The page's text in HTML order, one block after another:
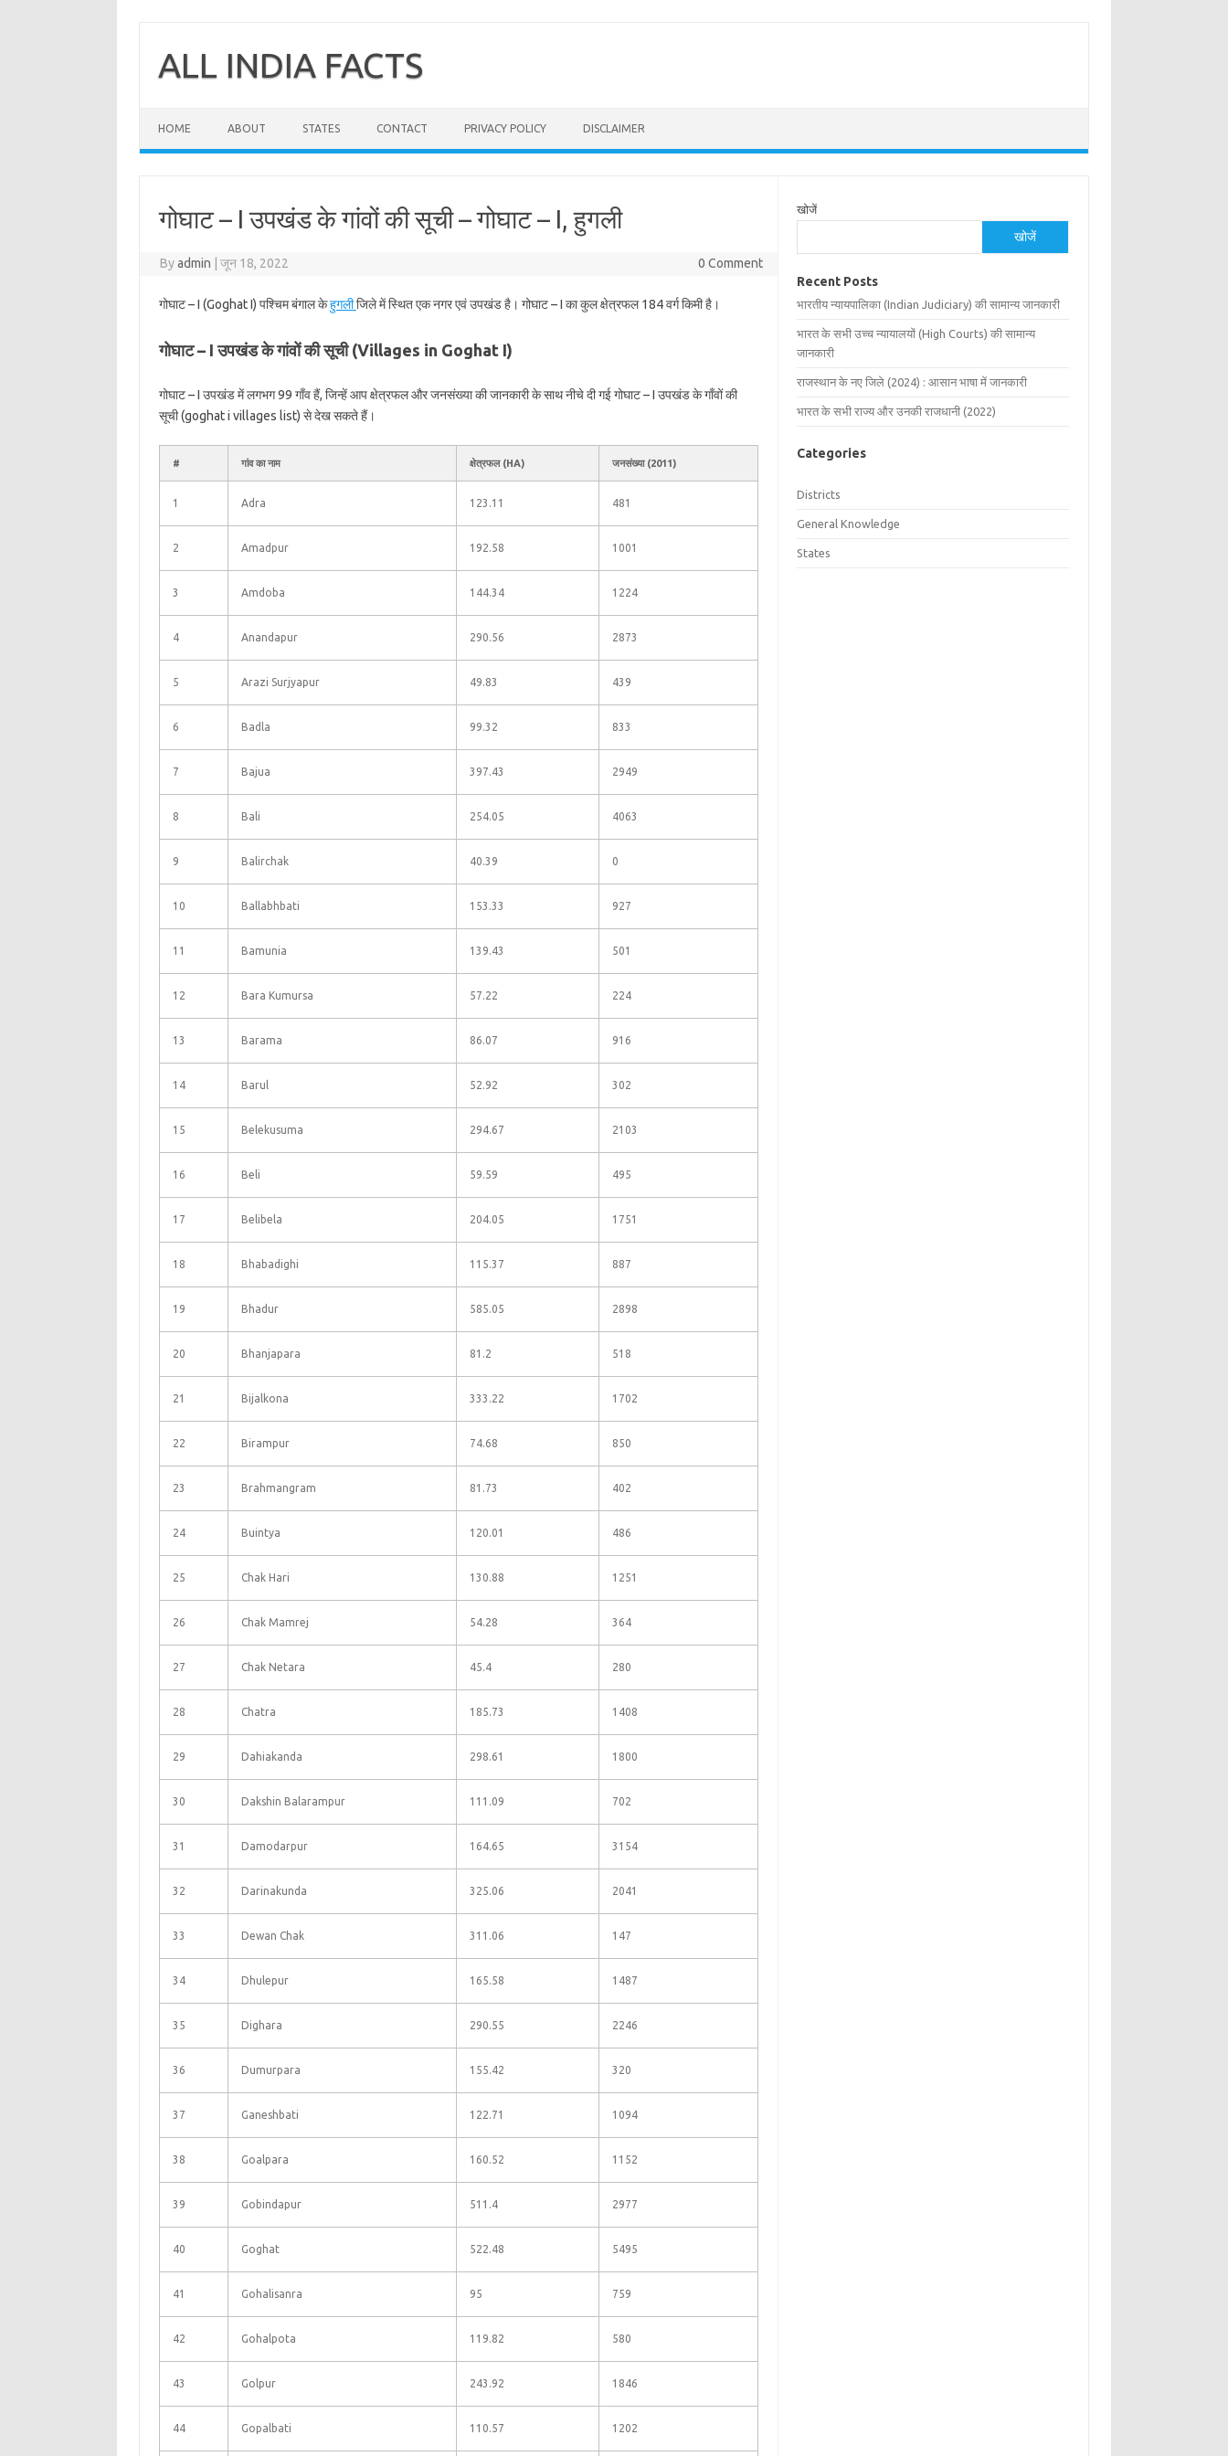
contentALL INDIA FACTS
HOME ABOUT STATES CONTACT PRIVACY POLICY DISCLAIMER
गोघाट – I उपखंड के गांवों की सूची – गोघाट – I, हुगली
Byadmin जून 18, 2022 0 Comment
गोघाट – I (Goghat I) पश्चिम बंगाल केहुगलीजिले में स्थित एक नगर एवं उपखंड है। गोघाट – I का कुल क्षेत्रफल 184 वर्ग किमी है।
गोघाट – I उपखंड के गांवों की सूची (Villages in Goghat I)
गोघाट – I उपखंड में लगभग 99 गाँव हैं, जिन्हें आप क्षेत्रफल और जनसंख्या की जानकारी के साथ नीचे दी गई गोघाट – I उपखंड के गाँवों की
सूची (goghat i villages list) से देख सकते हैं।
# गांव का नाम क्षेत्रफल (HA) जनसंख्या (2011)
1 Adra 123.11 481
2 Amadpur 192.58 1001
3 Amdoba 144.34 1224
4 Anandapur 290.56 2873
5 Arazi Surjyapur 49.83 439
6 Badla 99.32 833
7 Bajua 397.43 2949
8 Bali 254.05 4063
9 Balirchak 40.39 0
10 Ballabhbati 153.33 927
11 Bamunia 139.43 501
12 Bara Kumursa 57.22 224
13 Barama 86.07 916
14 Barul 52.92 302
15 Belekusuma 294.67 2103
16 Beli 59.59 495
17 Belibela 204.05 1751
18 Bhabadighi 115.37 887
19 Bhadur 585.05 2898
20 Bhanjapara 81.2 518
21 Bijalkona 333.22 1702
22 Birampur 74.68 850
23 Brahmangram 81.73 402
24 Buintya 120.01 486
25 Chak Hari 130.88 1251
26 Chak Mamrej 54.28 364
27 Chak Netara 45.4 280
28 Chatra 185.73 1408
29 Dahiakanda 298.61 1800
30 Dakshin Balarampur 111.09 702
31 Damodarpur 164.65 3154
32 Darinakunda 325.06 2041
33 Dewan Chak 311.06 147
34 Dhulepur 165.58 1487
35 Dighara 290.55 2246
36 Dumurpara 155.42 320
37 Ganeshbati 122.71 1094
38 Goalpara 160.52 1152
39 Gobindapur 511.4 2977
40 Goghat 522.48 5495
41 Gohalisanra 95 759
42 Gohalpota 119.82 580
43 Golpur 243.92 1846
44 Gopalbati 110.57 1202
खोजें
खोजें
Recent Posts
भारतीय न्यायपालिका (Indian Judiciary) की सामान्य जानकारी
भारत के सभी उच्च न्यायालयों (High Courts) की सामान्य
जानकारी
राजस्थान के नए जिले (2024) : आसान भाषा में जानकारी
भारत के सभी राज्य और उनकी राजधानी (2022)
Categories
Districts
General Knowledge
States